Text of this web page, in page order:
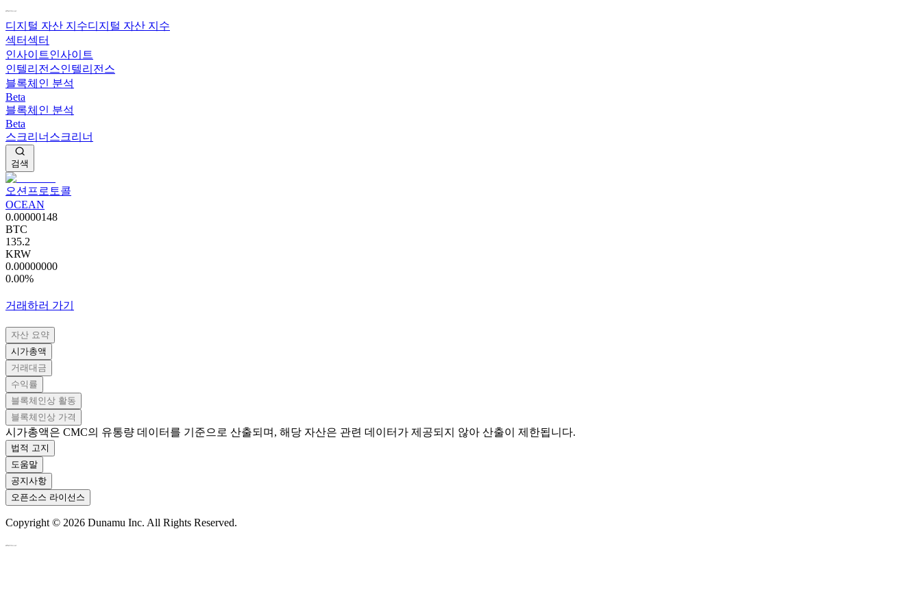
디지털 자산 지수디지털 자산 지수
섹터섹터
인사이트인사이트
인텔리전스인텔리전스
블록체인 분석
Beta
블록체인 분석
Beta
스크리너 스크리너
검색
오션프로토콜
OCEAN
0.00000148
BTC
135.2
KRW
0.00000000
0.00%
거래하러 가기
자산 요약
시가총액
거래대금
수익률
블록체인상 활동
블록체인상 가격
시가총액은 CMC의 유통량 데이터를 기준으로 산출되며, 해당 자산은 관련 데이터가 제공되지 않아 산출이 제한됩니다.
법적 고지
도움말
공지사항
오픈소스 라이선스
Copyright © 2026 Dunamu Inc. All Rights Reserved.